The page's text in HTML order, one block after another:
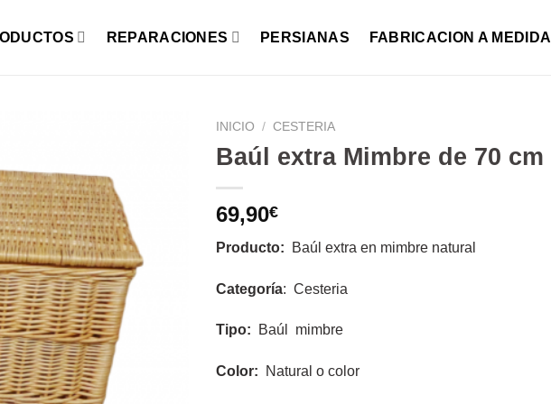
REPARACIONES PERSIANAS FABRICACION A MEDIDA
INICIO / CESTERIA
Baúl extra Mimbre de 70 cm
69,90€
Producto: Baúl extra en mimbre natural
Categoría: Cesteria
Tipo: Baúl mimbre
Color: Natural o color